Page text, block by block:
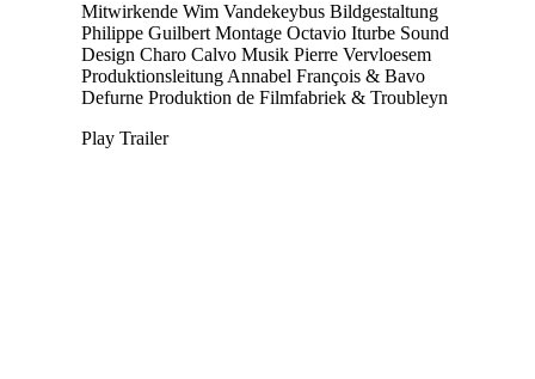
Mitwirkende Wim Vandekeybus Bildgestaltung
Philippe Guilbert Montage Octavio Iturbe Sound
Design Charo Calvo Musik Pierre Vervloesem
ProduktionsleitungAnnabel François & Bavo
Defurne Produktion de Filmfabriek & Troubleyn
Play Trailer